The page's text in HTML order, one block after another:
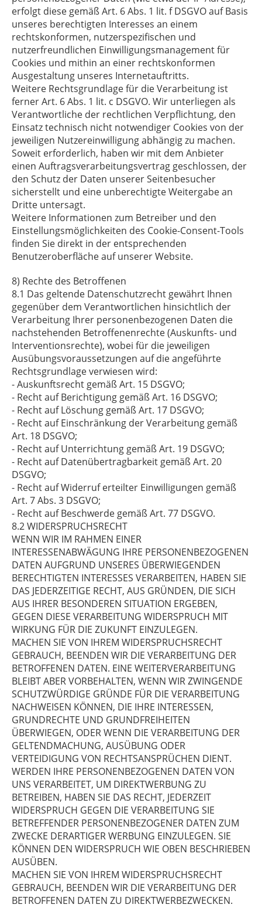
erfolgt diese gemäß Art. 6 Abs. 1 lit. f DSGVO auf Basis
unseres berechtigten Interesses an einem
rechtskonformen, nutzerspezifischen und
nutzerfreundlichen Einwilligungsmanagement für
Cookies und mithin an einer rechtskonformen
Ausgestaltung unseres Internetauftritts.
Weitere Rechtsgrundlage für die Verarbeitung ist
ferner Art. 6 Abs. 1 lit. c DSGVO. Wir unterliegen als
Verantwortliche der rechtlichen Verpflichtung, den
Einsatz technisch nicht notwendiger Cookies von der
jeweiligen Nutzereinwilligung abhängig zu machen.
Soweit erforderlich, haben wir mit dem Anbieter
einen Auftragsverarbeitungsvertrag geschlossen, der
den Schutz der Daten unserer Seitenbesucher
sicherstellt und eine unberechtigte Weitergabe an
Dritte untersagt.
Weitere Informationen zum Betreiber und den
Einstellungsmöglichkeiten des Cookie-Consent-Tools
finden Sie direkt in der entsprechenden
Benutzeroberfläche auf unserer Website.
8) Rechte des Betroffenen
8.1 Das geltende Datenschutzrecht gewährt Ihnen
gegenüber dem Verantwortlichen hinsichtlich der
Verarbeitung Ihrer personenbezogenen Daten die
nachstehenden Betroffenenrechte (Auskunfts- und
Interventionsrechte), wobei für die jeweiligen
Ausübungsvoraussetzungen auf die angeführte
Rechtsgrundlage verwiesen wird:
- Auskunftsrecht gemäß Art. 15 DSGVO;
- Recht auf Berichtigung gemäß Art. 16 DSGVO;
- Recht auf Löschung gemäß Art. 17 DSGVO;
- Recht auf Einschränkung der Verarbeitung gemäß
Art. 18 DSGVO;
- Recht auf Unterrichtung gemäß Art. 19 DSGVO;
- Recht auf Datenübertragbarkeit gemäß Art. 20
DSGVO;
- Recht auf Widerruf erteilter Einwilligungen gemäß
Art. 7 Abs. 3 DSGVO;
- Recht auf Beschwerde gemäß Art. 77 DSGVO.
8.2 WIDERSPRUCHSRECHT
WENN WIR IM RAHMEN EINER
INTERESSENABWÄGUNG IHRE PERSONENBEZOGENEN
DATEN AUFGRUND UNSERES ÜBERWIEGENDEN
BERECHTIGTEN INTERESSES VERARBEITEN, HABEN SIE
DAS JEDERZEITIGE RECHT, AUS GRÜNDEN, DIE SICH
AUS IHRER BESONDEREN SITUATION ERGEBEN,
GEGEN DIESE VERARBEITUNG WIDERSPRUCH MIT
WIRKUNG FÜR DIE ZUKUNFT EINZULEGEN.
MACHEN SIE VON IHREM WIDERSPRUCHSRECHT
GEBRAUCH, BEENDEN WIR DIE VERARBEITUNG DER
BETROFFENEN DATEN. EINE WEITERVERARBEITUNG
BLEIBT ABER VORBEHALTEN, WENN WIR ZWINGENDE
SCHUTZWÜRDIGE GRÜNDE FÜR DIE VERARBEITUNG
NACHWEISEN KÖNNEN, DIE IHRE INTERESSEN,
GRUNDRECHTE UND GRUNDFREIHEITEN
ÜBERWIEGEN, ODER WENN DIE VERARBEITUNG DER
GELTENDMACHUNG, AUSÜBUNG ODER
VERTEIDIGUNG VON RECHTSANSPRÜCHEN DIENT.
WERDEN IHRE PERSONENBEZOGENEN DATEN VON
UNS VERARBEITET, UM DIREKTWERBUNG ZU
BETREIBEN, HABEN SIE DAS RECHT, JEDERZEIT
WIDERSPRUCH GEGEN DIE VERARBEITUNG SIE
BETREFFENDER PERSONENBEZOGENER DATEN ZUM
ZWECKE DERARTIGER WERBUNG EINZULEGEN. SIE
KÖNNEN DEN WIDERSPRUCH WIE OBEN BESCHRIEBEN
AUSÜBEN.
MACHEN SIE VON IHREM WIDERSPRUCHSRECHT
GEBRAUCH, BEENDEN WIR DIE VERARBEITUNG DER
BETROFFENEN DATEN ZU DIREKTWERBEZWECKEN.